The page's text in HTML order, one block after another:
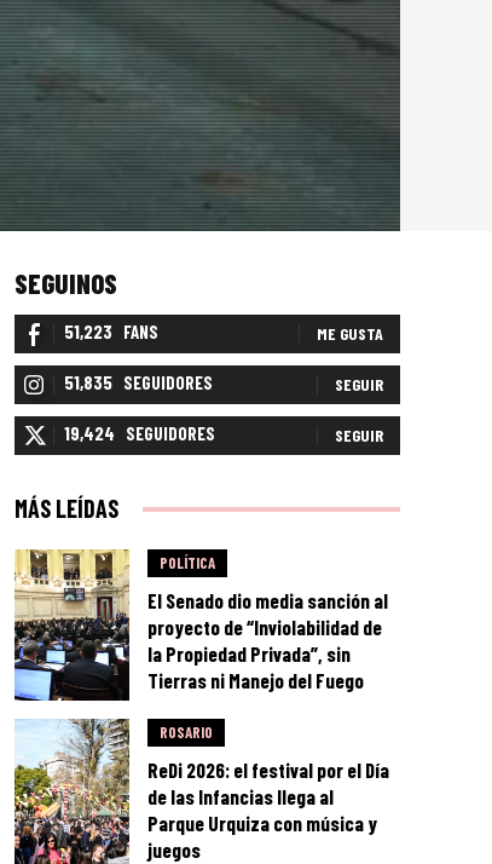
SEGUINOS
51,223 FANS ME GUSTA
51,835 SEGUIDORES SEGUIR
19,424 SEGUIDORES SEGUIR
MÁS LEÍDAS
POLÍTICA
El Senado dio media sanción al
proyecto de “Inviolabilidad de
la Propiedad Privada”, sin
Tierras ni Manejo del Fuego
ROSARIO
ReDi 2026: el festival por el Día
de las Infancias llega al
Parque Urquiza con música y
juegos